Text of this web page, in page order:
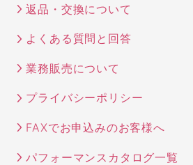
返品・交換について
よくある質問と回答
業務販売について
プライバシーポリシー
FAXでお申込みのお客様へ
パフォーマンスカタログ一覧